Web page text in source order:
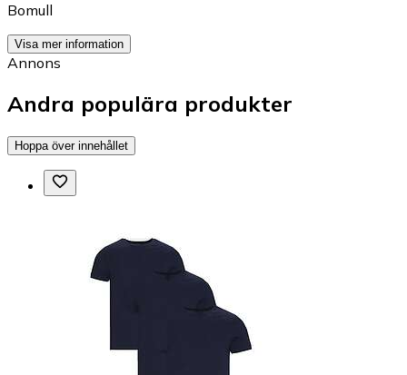
Bomull
Visa mer information
Annons
Andra populära produkter
Hoppa över innehållet